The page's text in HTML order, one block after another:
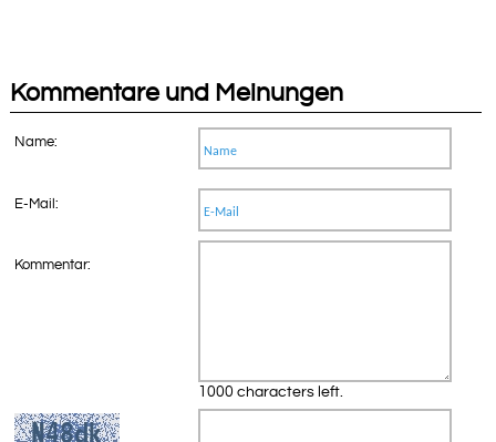
Kommentare und Meinungen
Name:
E-Mail:
Kommentar:
1000 characters left.